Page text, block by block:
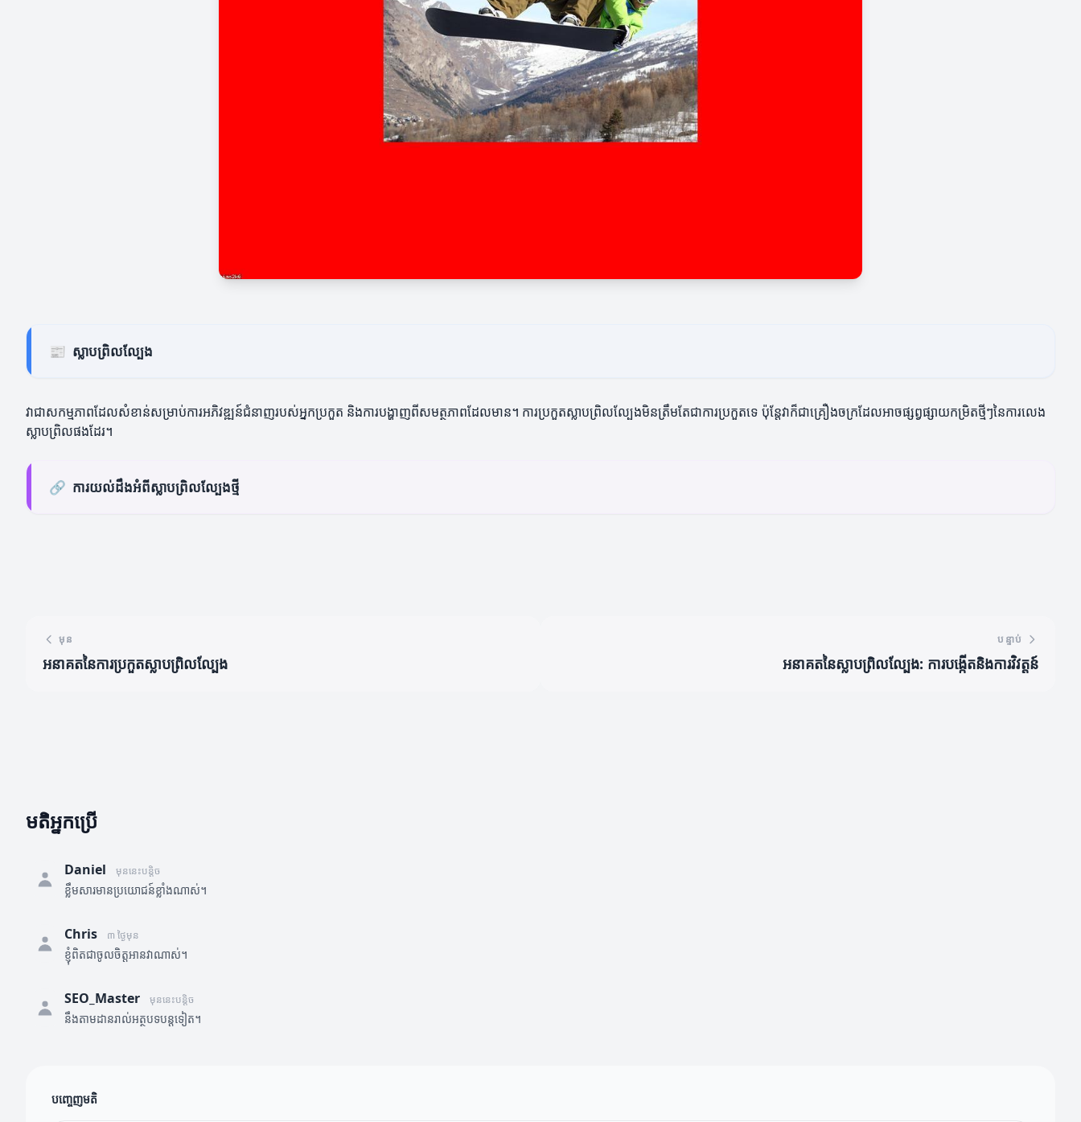
📰 ស្លាបព្រិលល្បែង
វាជាសកម្មភាពដែលសំខាន់សម្រាប់ការអភិវឌ្ឍន៍ជំនាញរបស់អ្នកប្រកួត និងការបង្ហាញពីសមត្ថភាពដែលមាន។ ការប្រកួតស្លាបព្រិលល្បែងមិនត្រឹមតែជាការប្រកួតទេ ប៉ុន្តែវាក៏ជាគ្រឿងចក្រដែលអាចផ្សព្វផ្សាយកម្រិតថ្មីៗនៃការលេង
ស្លាបព្រិលផងដែរ។
🔗 ការយល់ដឹងអំពីស្លាបព្រិលល្បែងថ្មី
មុន
អនាគតនៃការប្រកួតស្លាបព្រិលល្បែង
បន្ទាប់
អនាគតនៃស្លាបព្រិលល្បែង: ការបង្កើតនិងការវិវត្តន៍
មតិអ្នកប្រើ
Daniel មុននេះបន្តិច
ខ្លឹមសារមានប្រយោជន៍ខ្លាំងណាស់។
Chris ៣ ថ្ងៃមុន
ខ្ញុំពិតជាចូលចិត្តអានវាណាស់។
SEO_Master មុននេះបន្តិច
នឹងតាមដានរាល់អត្ថបទបន្តទៀត។
បញ្ចេញមតិ